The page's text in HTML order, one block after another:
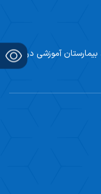
بیمارستان آموزشی درمانی